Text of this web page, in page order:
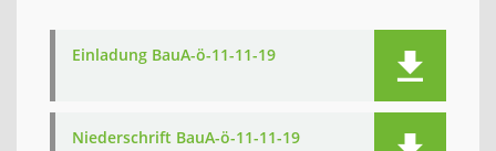
Einladung BauA-ö-11-11-19
Niederschrift BauA-ö-11-11-19